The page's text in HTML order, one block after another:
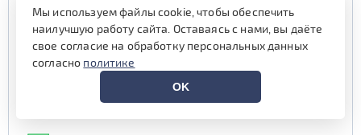
i Цена: 7 490 руб.
при обмене старой АКБ
Выгода на обслуживании от
Мы используем файлы cookie, чтобы обеспечить
наилучшую работу сайта. Оставаясь с нами, вы даёте
свое согласие на обработку персональных данных
согласно политике
OK